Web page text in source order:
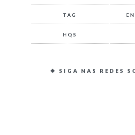
TAG
HQS
❖ SIGA NAS REDES